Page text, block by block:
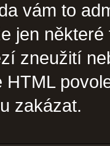
vám to
jen
zneužití
HTML
zakázat.